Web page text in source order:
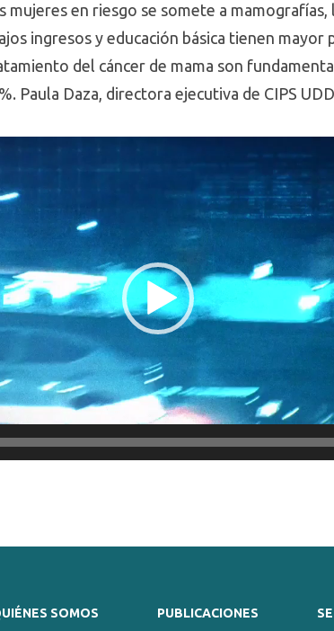
mujeres en riesgo se somete a
ingresos y educación básica tienen
del cáncer de mama son
Paula Daza, directora ejecutiva de CIPS
SOMOS PUBLICACIONES